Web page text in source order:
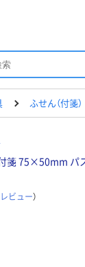
ふせん（付箋）
箋 75×50mm パ
ビュー）